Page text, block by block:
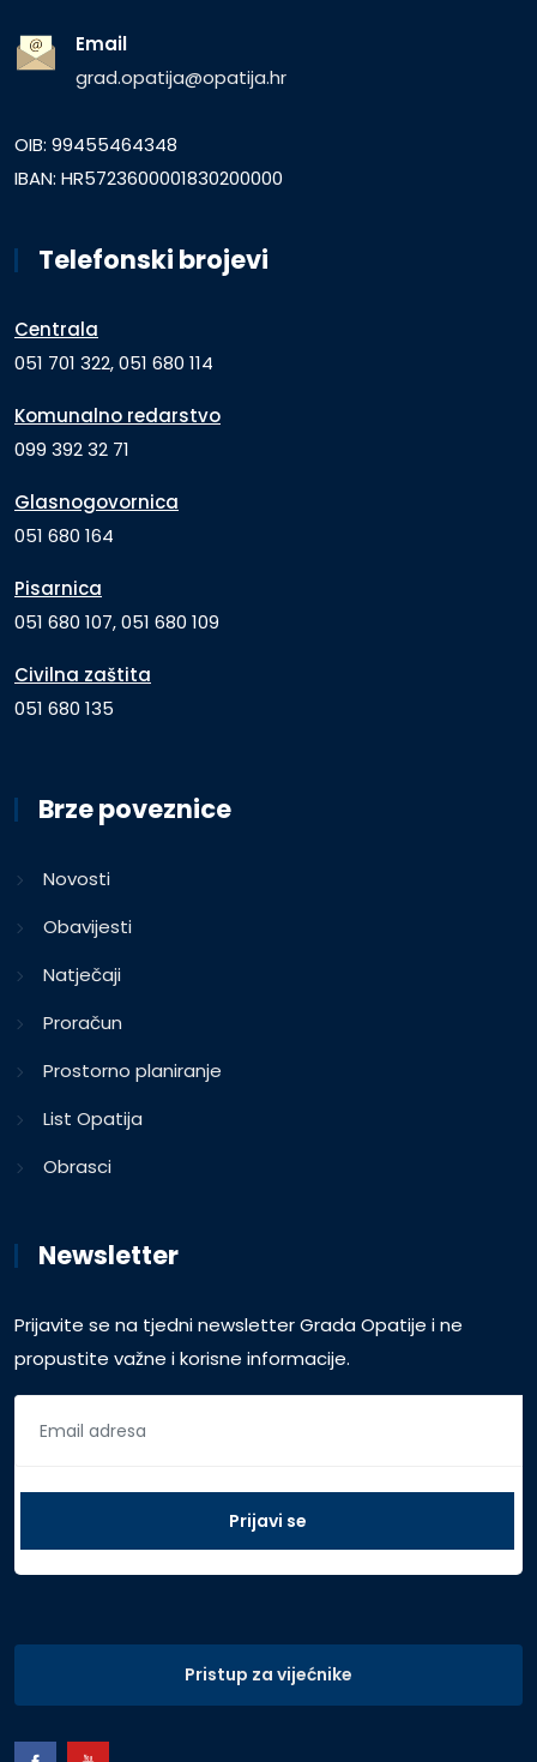
Email
grad.opatija@opatija.hr
OIB: 99455464348
IBAN: HR5723600001830200000
Telefonski brojevi
Centrala
051 701 322, 051 680 114
Komunalno redarstvo
099 392 32 71
Glasnogovornica
051 680 164
Pisarnica
051 680 107, 051 680 109
Civilna zaštita
051 680 135
Brze poveznice
Novosti
Obavijesti
Natječaji
Proračun
Prostorno planiranje
List Opatija
Obrasci
Newsletter
Prijavite se na tjedni newsletter Grada Opatije i ne
propustite važne i korisne informacije.
Pristup za vijećnike